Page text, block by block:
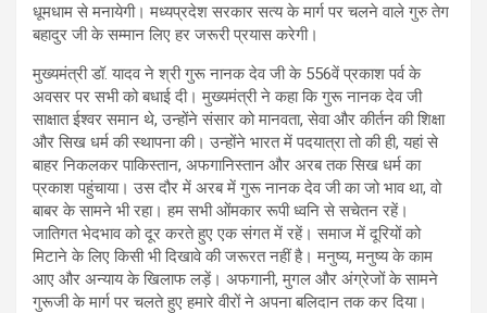
धूमधाम से मनायेगी। मध्यप्रदेश सरकार सत्य के मार्ग पर चलने वाले गुरु तेग
बहादुर जी के सम्मान लिए हर जरूरी प्रयास करेगी।
मुख्यमंत्री डॉ. यादव ने श्री गुरू नानक देव जी के 556वें प्रकाश पर्व के
अवसर पर सभी को बधाई दी। मुख्यमंत्री ने कहा कि गुरू नानक देव जी
साक्षात ईश्वर समान थे, उन्होंने संसार को मानवता, सेवा और कीर्तन की शिक्षा
और सिख धर्म की स्थापना की। उन्होंने भारत में पदयात्रा तो की ही, यहां से
बाहर निकलकर पाकिस्तान, अफगानिस्तान और अरब तक सिख धर्म का
प्रकाश पहुंचाया। उस दौर में अरब में गुरू नानक देव जी का जो भाव था, वो
बाबर के सामने भी रहा। हम सभी ओंमकार रूपी ध्वनि से सचेतन रहें।
जातिगत भेदभाव को दूर करते हुए एक संगत में रहें। समाज में दूरियों को
मिटाने के लिए किसी भी दिखावे की जरूरत नहीं है। मनुष्य, मनुष्य के काम
आए और अन्याय के खिलाफ लड़ें। अफगानी, मुगल और अंग्रेजों के सामने
गुरूजी के मार्ग पर चलते हुए हमारे वीरों ने अपना बलिदान तक कर दिया।